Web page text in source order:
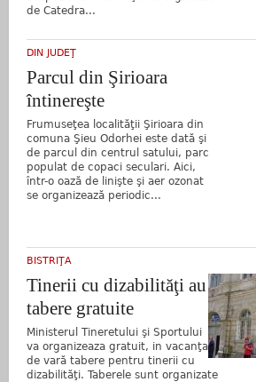
de Catedra...
DIN JUDEŢ
Parcul din Şirioara
întinereşte
Frumuseţea localităţii Şirioara din
comuna Şieu Odorhei este dată şi
de parcul din centrul satului, parc
populat de copaci seculari. Aici,
într-o oază de linişte şi aer ozonat
se organizează periodic...
BISTRIŢA
Tinerii cu dizabilităţi au
tabere gratuite
Ministerul Tineretului şi Sportului
va organizeaza gratuit, in vacanţa
de vară tabere pentru tinerii cu
dizabilităţi. Taberele sunt organizate